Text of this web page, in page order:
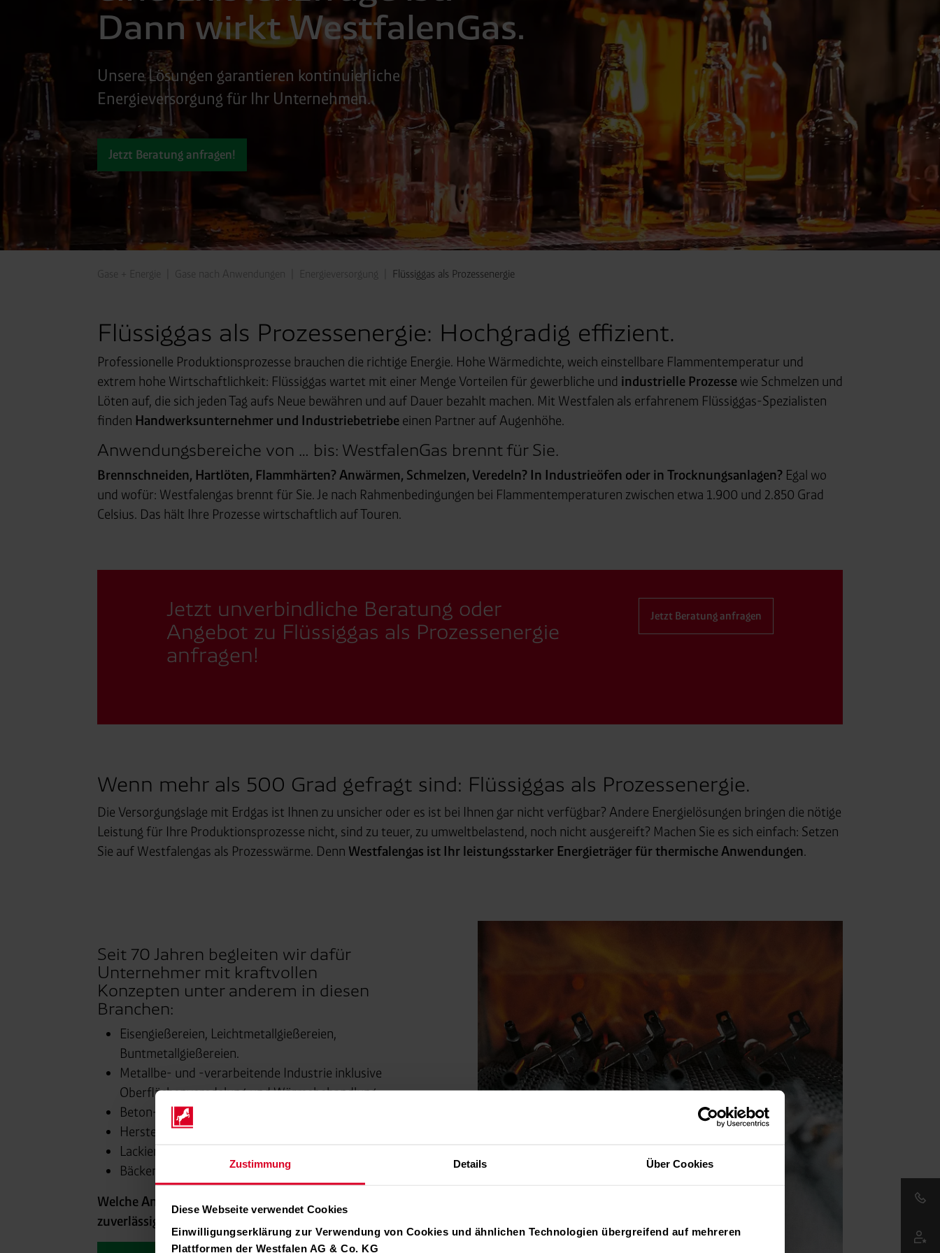
Zustimmung Details Über Cookies
Diese Webseite verwendet Cookies
Einwilligungserklärung zur Verwendung von Cookies und ähnlichen Technologien übergreifend auf mehreren
Plattformen der Westfalen AG & Co. KG
Dann wirkt WestfalenGas.
Unsere Lösungen garantieren kontinuierliche
Energieversorgung für Ihr Unternehmen.
Jetzt Beratung anfragen!
Gase + Energie Gase nach Anwendungen Energieversorgung Flüssiggas als Prozessenergie
Flüssiggas als Prozessenergie: Hochgradig effizient.
Professionelle Produktionsprozesse brauchen die richtige Energie. Hohe Wärmedichte, weich einstellbare Flammentemperatur und
extrem hohe Wirtschaftlichkeit: Flüssiggas wartet mit einer Menge Vorteilen für gewerbliche und industrielle Prozesse wie Schmelzen und
Löten auf, die sich jeden Tag aufs Neue bewähren und auf Dauer bezahlt machen. Mit Westfalen als erfahrenem Flüssiggas-Spezialisten
finden Handwerksunternehmer und Industriebetriebe einen Partner auf Augenhöhe.
Anwendungsbereiche von … bis: WestfalenGas brennt für Sie.
Brennschneiden, Hartlöten, Flamm­härten? Anwärmen, Schmelzen, Veredeln? In Industri­eöfen oder in Trocknungs­anlagen?Egal wo
und wofür: Westfalengas brennt für Sie. Je nach Rahmen­bedingungen bei Flammen­temperaturen zwischen etwa 1.900 und 2.850 Grad
Celsius. Das hält Ihre Prozesse wirt­schaftlich auf Touren.
Jetzt unverbindliche Beratung oder
Angebot zu Flüssiggas als Prozessenergie
anfragen!
Jetzt Beratung anfragen
Wenn mehr als 500 Grad gefragt sind: Flüssiggas als Prozessenergie.
Die Versorgungslage mit Erdgas ist Ihnen zu unsicher oder es ist bei Ihnen gar nicht verfügbar? Andere Energielösungen bringen die nötige
Leistung für Ihre Produktionsprozesse nicht, sind zu teuer, zu umweltbelastend, noch nicht ausgereift? Machen Sie es sich einfach: Setzen
Sie auf Westfalengas als Prozesswärme. Denn Westfalengas ist Ihr leistungsstarker Energieträgerfür thermische Anwendungen.
Seit 70 Jahren begleiten wir dafür
Unternehmer mit kraftvollen
Konzepten unter anderem in diesen
Branchen:
Eisengießereien, Leichtmetallgießereien,
Buntmetallgießereien.
Metallbe- und -verarbeitende Industrie inklusive
Oberflächenveredelung und Wärmebehandlung.
Beton-, Zement- und Kalksandsteinindustrie.
Hersteller von Produkten aus Glas und Keramik.
Lackierereien.
Bäckereien, Fleischverarbeiter, Kaffeeröster.
Welche Anforderungen stellen Sie an Ihre
zuverlässige Versorgung mit Prozessenergie?